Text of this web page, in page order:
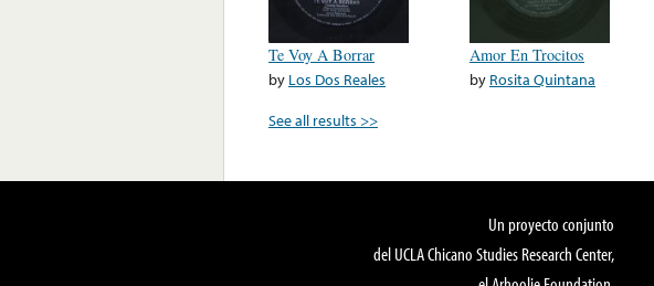
Te Voy A Borrar
by Los Dos Reales
Amor En Trocitos
by Rosita Quintana
See all results >>
Un proyecto conjunto
del UCLA Chicano Studies Research Center,